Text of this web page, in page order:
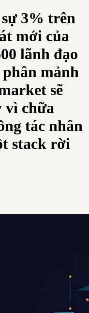
3% trên
mới của
lãnh đạo
mảnh
sẽ
chữa
tác nhân
stack rời